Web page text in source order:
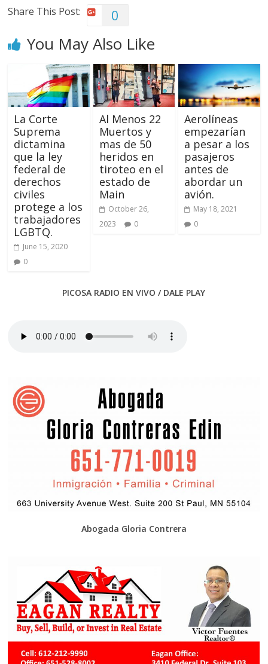
Share This Post: 0
You May Also Like
La Corte
Suprema
dictamina
que la ley
federal de
derechos
civiles
protege a los
trabajadores
LGBTQ.
June 15, 2020
0
Al Menos 22
Muertos y
mas de 50
heridos en
tiroteo en el
estado de
Main
October 26,
2023
0
Aerolíneas
empezarían
a pesar a los
pasajeros
antes de
abordar un
avión.
May 18, 2021
0
PICOSA RADIO EN VIVO / DALE PLAY
Abogada Gloria Contrera